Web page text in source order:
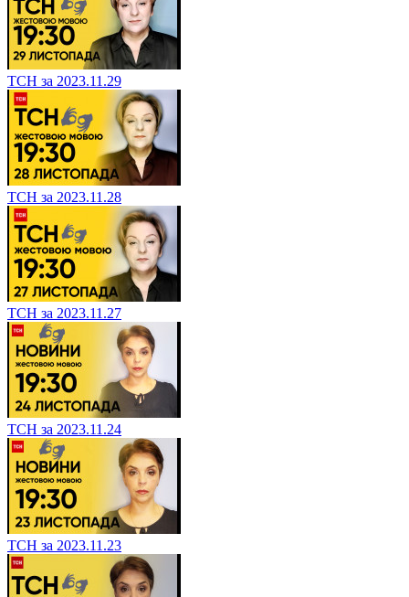
ТСН за 2023.11.29
ТСН за 2023.11.28
ТСН за 2023.11.27
ТСН за 2023.11.24
ТСН за 2023.11.23